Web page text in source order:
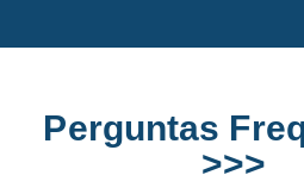
Perguntas
>>>